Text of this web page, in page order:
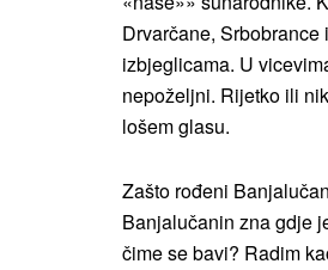
Drvarčane,
izbjeglicama. U
nepoželjni. Rijetko ili
lošem glasu.
Zašto rođeni
Banjalučanin zna gdje
čime se bavi? Radim